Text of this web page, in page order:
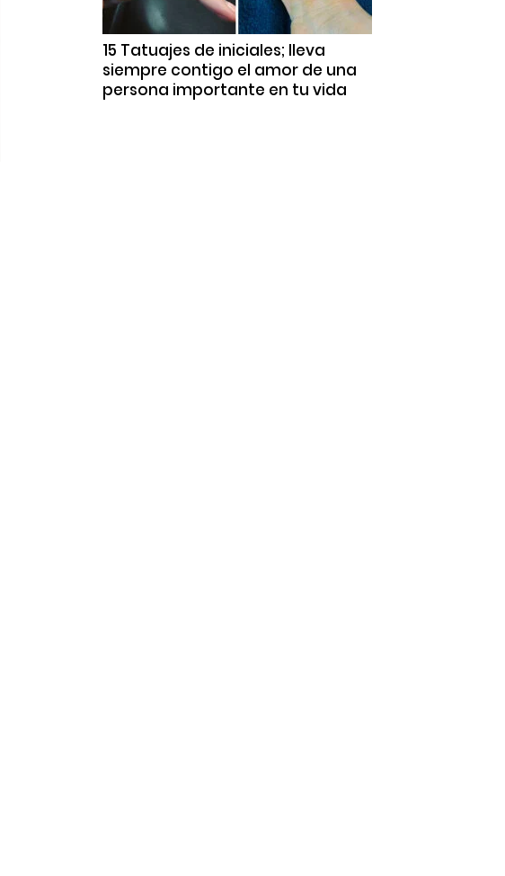
15 Tatuajes de iniciales; lleva
siempre contigo el amor de una
persona importante en tu vida